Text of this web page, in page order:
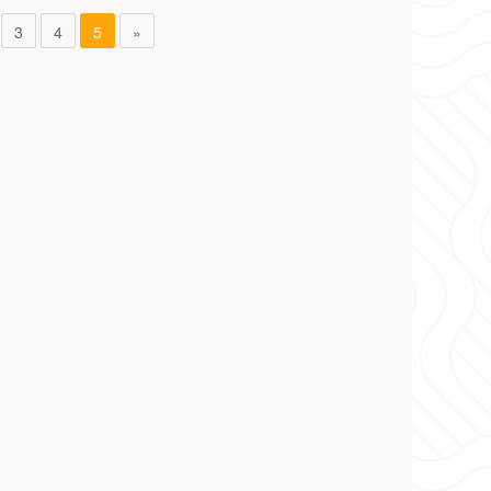
3 4 5 »